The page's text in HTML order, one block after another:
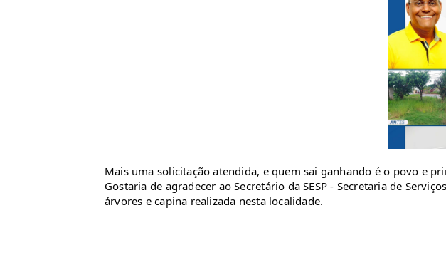
Mais uma solicitação atendida, e quem sai ganhando é o povo e
Gostaria de agradecer ao Secretário da SESP - Secretaria de
árvores e capina realizada nesta localidade.